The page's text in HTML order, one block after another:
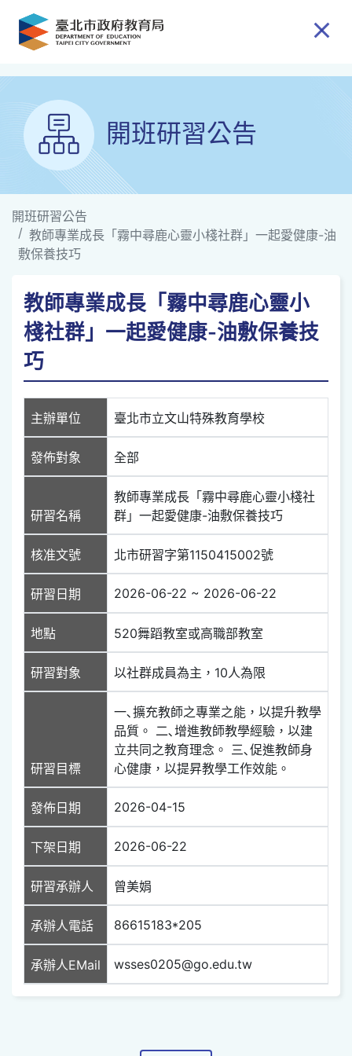
跳到主要內容
開班研習公告
開班研習公告
教師專業成長「霧中尋鹿心靈小棧社群」一起愛健康-油
敷保養技巧
教師專業成長「霧中尋鹿心靈小
棧社群」一起愛健康-油敷保養技
巧
主辦單位 臺北市立文山特殊教育學校
發佈對象 全部
研習名稱
教師專業成長「霧中尋鹿心靈小棧社
群」一起愛健康-油敷保養技巧
核准文號 北市研習字第1150415002號
研習日期 2026-06-22 ~ 2026-06-22
地點 520舞蹈教室或高職部教室
研習對象 以社群成員為主，10人為限
研習目標
一､擴充教師之專業之能，以提升教學
品質。 二､增進教師教學經驗，以建
立共同之教育理念。 三､促進教師身
心健康，以提昇教學工作效能。
發佈日期 2026-04-15
下架日期 2026-06-22
研習承辦人 曾美娟
承辦人電話 86615183*205
承辦人EMail wsses0205@go.edu.tw